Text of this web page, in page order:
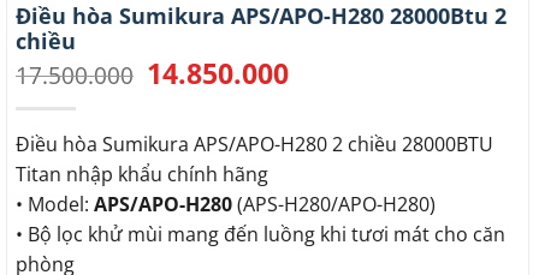
Điều hòa Sumikura APS/APO-H280 28000Btu 2
chiều
17.500.000 Giá
gốc
17.500.000.
14.850.000Giá
là:
Điều hòa Sumikura APS/APO-H280 2 chiều 28000BTU
Titan nhập khẩu chính hãng
• Model: APS/APO-H280(APS-H280/APO-H280)
• Bộ lọc khử mùi mang đến luồng khi tươi mát cho căn
phòng